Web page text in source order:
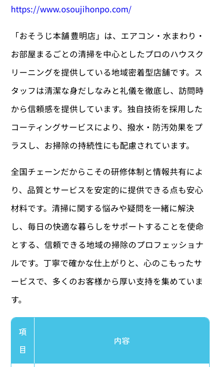
https://www.osoujihonpo.com/
「おそうじ本舗 豊明店」は、エアコン・水まわり・
お部屋まるごとの清掃を中心としたプロのハウスク
リーニングを提供している地域密着型店舗です。ス
タッフは清潔な身だしなみと礼儀を徹底し、訪問時
から信頼感を提供しています。独自技術を採用した
コーティングサービスにより、撥水・防汚効果をプ
ラスし、お掃除の持続性にも配慮されています。
全国チェーンだからこその研修体制と情報共有によ
り、品質とサービスを安定的に提供できる点も安心
材料です。清掃に関する悩みや疑問を一緒に解決
し、毎日の快適な暮らしをサポートすることを使命
とする、信頼できる地域の掃除のプロフェッショナ
ルです。丁寧で確かな仕上がりと、心のこもったサ
ービスで、多くのお客様から厚い支持を集めていま
す。
項
目
内容